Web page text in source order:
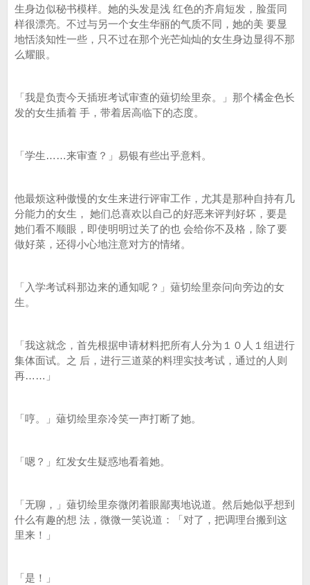
生身边似秘书模样。她的头发是浅 红色的齐肩短发，脸蛋同
样很漂亮。不过与另一个女生华丽的气质不同，她的美 要显
地恬淡知性一些，只不过在那个光芒灿灿的女生身边显得不那
么耀眼。
「我是负责今天插班考试审查的薙切绘里奈。」那个橘金色长
发的女生插着 手，带着居高临下的态度。
「学生……来审查？」易银有些出乎意料。
他最烦这种傲慢的女生来进行评审工作，尤其是那种自持有几
分能力的女生， 她们总喜欢以自己的好恶来评判好坏，要是
她们看不顺眼，即使明明过关了的也 会给你不及格，除了要
做好菜，还得小心地注意对方的情绪。
「入学考试科那边来的通知呢？」薙切绘里奈问向旁边的女
生。
「我这就念，首先根据申请材料把所有人分为１０人１组进行
集体面试。之 后，进行三道菜的料理实技考试，通过的人则
再……」
「哼。」薙切绘里奈冷笑一声打断了她。
「嗯？」红发女生疑惑地看着她。
「无聊，」薙切绘里奈微闭着眼鄙夷地说道。然后她似乎想到
什么有趣的想 法，微微一笑说道：「对了，把调理台搬到这
里来！」
「是！」